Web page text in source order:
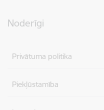
Noderīgi
Privātuma politika
Piekļūstamība